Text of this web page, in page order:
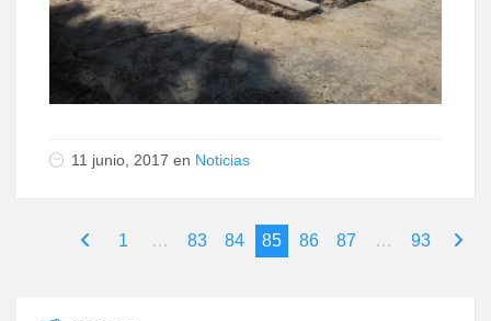
11 junio, 2017 en Noticias
1 … 83 84 85 86 87 … 93